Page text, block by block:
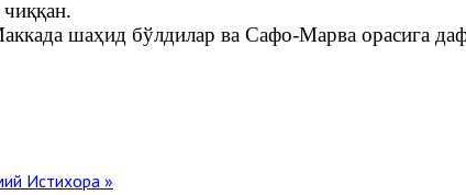
шаҳид бўлдилар ва Сафо-Марва орасига
Истихора »